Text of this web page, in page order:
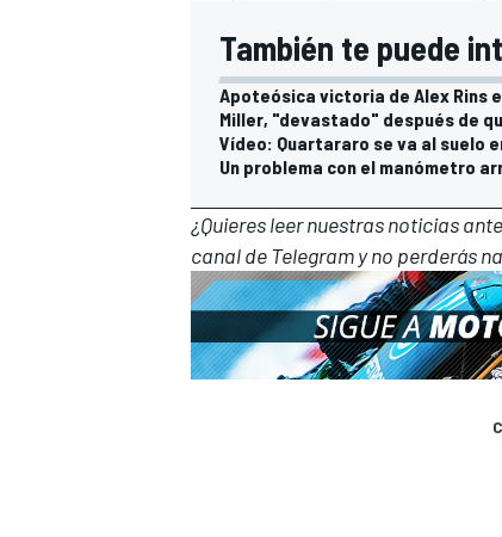
También te puede
Apoteósica victoria de Alex Rins
Miller, "devastado" después de
Vídeo: Quartararo se va al suelo
Un problema con el manómetro
¿Quieres leer nuestras noticias
canal de Telegramy no perderás